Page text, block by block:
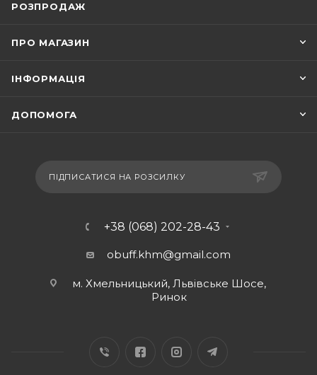
РОЗПРОДАЖ
ПРО МАГАЗИН
ІНФОРМАЦІЯ
ДОПОМОГА
ПІДПИСАТИСЯ НА РОЗСИЛКУ
+38 (068) 202-28-43
obuff.khm@gmail.com
м. Хмельницький, Львівське Шосе,
Ринок